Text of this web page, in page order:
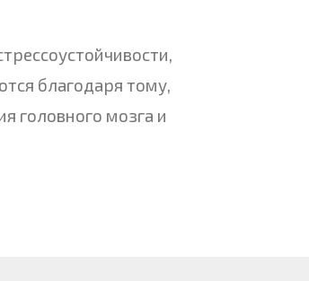
благодаря тому,
головного мозга и